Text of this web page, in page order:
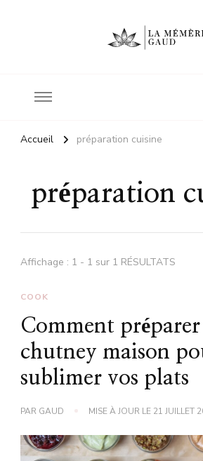
Accueil préparation cuisine
préparation
Affichage : 1 - 1 sur 1 RÉSULTATS
COOK
Comment
chutney maison
sublimer vos plats
PAR GAUD MISE À JOUR LE 21 JUILLET